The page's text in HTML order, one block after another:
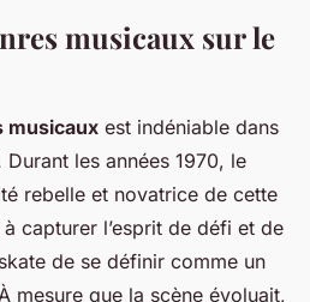
musicaux sur le
musicaux est indéniable dans
Durant les années 1970, le
rebelle et novatrice de cette
capturer l’esprit de défi et de
de se définir comme un
mesure que la scène évoluait,